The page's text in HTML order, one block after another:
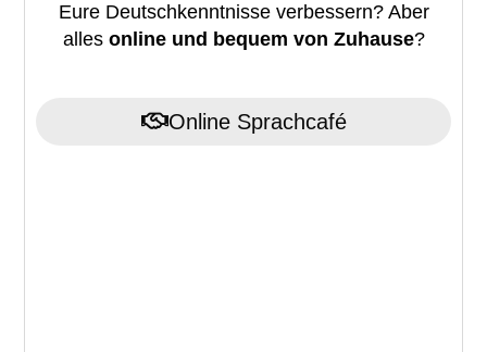
Eure Deutschkenntnisse verbessern? Aber
alles online und bequem von Zuhause?
Online Sprachcafé